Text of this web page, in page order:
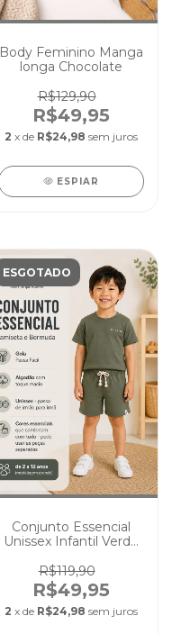
Body Feminino Manga
longa Chocolate
R$129,90
R$49,95
2 x de R$24,98 sem juros
ESPIAR
ESGOTADO
Conjunto Essencial
Unissex Infantil Verde
R$119,90
R$49,95
2 x de R$24,98 sem juros